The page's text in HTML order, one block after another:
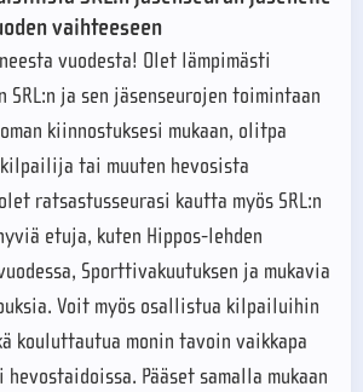
vaihteeseen
vuodesta! Olet lämpimästi
ja sen jäsenseurojen toimintaan
kiinnostuksesi mukaan, olitpa
tai muuten hevosista
ratsastusseurasi kautta myös SRL:n
etuja, kuten Hippos-lehden
Sporttivakuutuksen ja mukavia
Voit myös osallistua kilpailuihin
kouluttautua monin tavoin vaikkapa
Pääset samalla mukaan